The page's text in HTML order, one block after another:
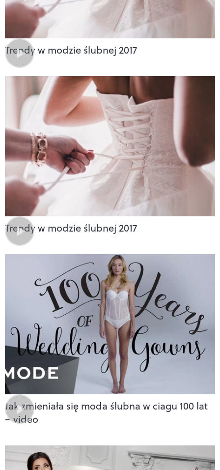
Trendy w modzie ślubnej 2017
Trendy w modzie ślubnej 2017
Jak zmieniała się moda ślubna w ciagu 100 lat
– video